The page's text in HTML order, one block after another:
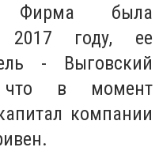
Фирма была
2017 году, ее
- Выговский
что в момент
компании